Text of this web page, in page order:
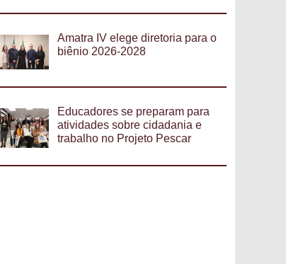
Amatra IV elege diretoria para o
biênio 2026-2028
Educadores se preparam para
atividades sobre cidadania e
trabalho no Projeto Pescar